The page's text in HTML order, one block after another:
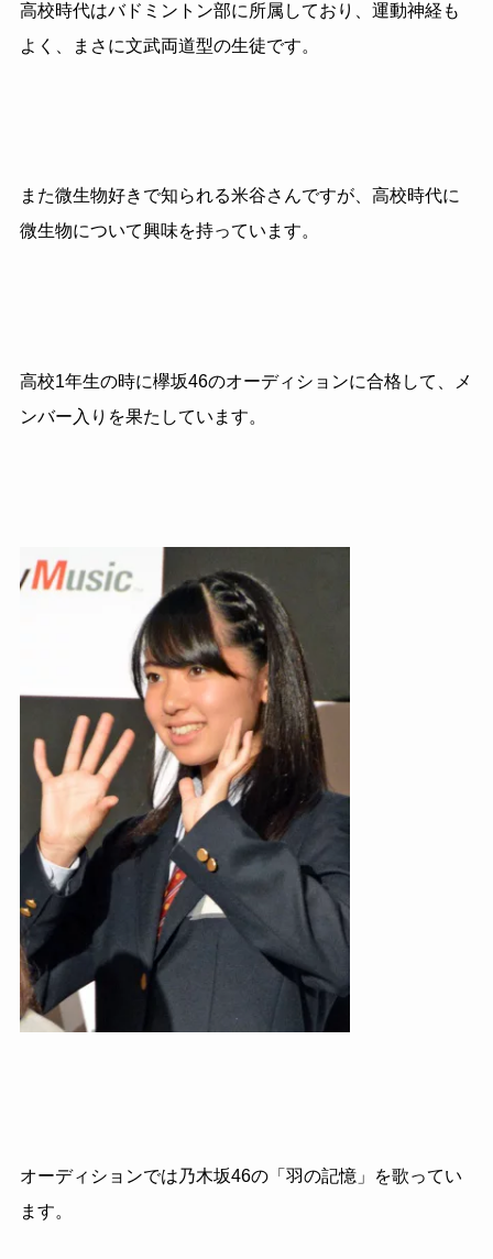
高校時代はバドミントン部に所属しており、運動神経も
よく、まさに文武両道型の生徒です。
また微生物好きで知られる米谷さんですが、高校時代に
微生物について興味を持っています。
高校1年生の時に欅坂46のオーディションに合格して、メ
ンバー入りを果たしています。
オーディションでは乃木坂46の「羽の記憶」を歌ってい
ます。